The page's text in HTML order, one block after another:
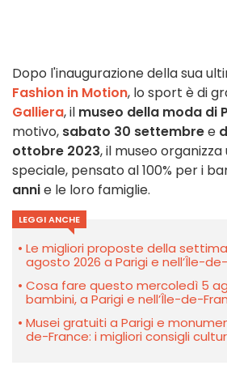
Dopo l'inaugurazione della sua
Fashion in Motion, lo sport è di
Galliera, il museo della moda di
motivo, sabato 30 settembree
ottobre 2023, il museo
speciale, pensato al 100% per i
annie le loro famiglie.
LEGGI ANCHE
Le migliori proposte della
agosto 2026 a Parigi e nell’Île-
Cosa fare questo mercoledì 5
bambini, a Parigi e nell’Île-de-
Musei gratuiti a Parigi e
de-France: i migliori consigli